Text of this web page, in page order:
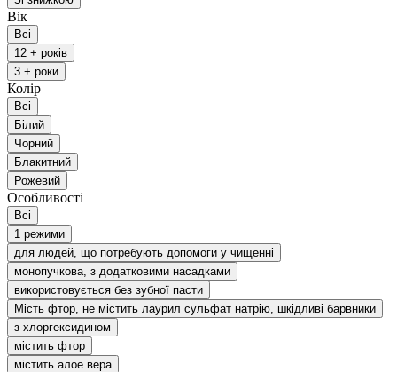
Вік
Всі
12 + років
3 + роки
Колір
Всі
Білий
Чорний
Блакитний
Рожевий
Особливості
Всі
1 режими
для людей, що потребують допомоги у чищенні
монопучкова, з додатковими насадками
використовується без зубної пасти
Мість фтор, не містить лаурил сульфат натрію, шкідливі барвники
з хлоргексидином
містить фтор
містить алое вера